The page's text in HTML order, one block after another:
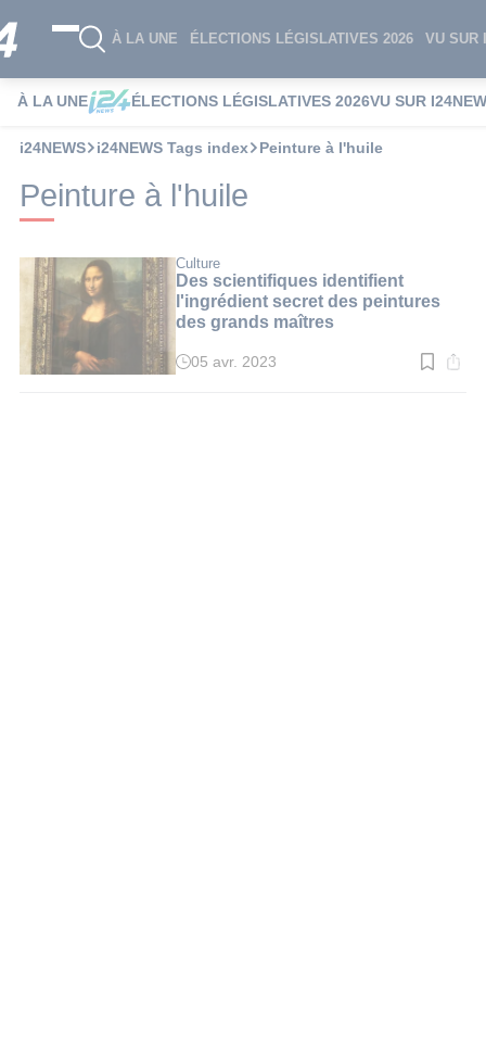
À LA UNE ÉLECTIONS LÉGISLATIVES 2026 VU SUR
À LA UNE ÉLECTIONS LÉGISLATIVES 2026VU SUR
i24NEWS i24NEWS Tags index Peinture à l'huile
Peinture à l'huile
Culture
Des scientifiques identifient
l'ingrédient secret des peintures
des grands maîtres
Temps
05 avr. 2023